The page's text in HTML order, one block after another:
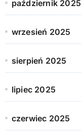
październik 2025
wrzesień 2025
sierpień 2025
lipiec 2025
czerwiec 2025